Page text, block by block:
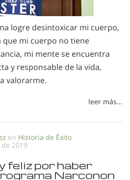
logre desintoxicar mi cuerpo,
mi cuerpo no tiene
mi mente se encuentra
y responsable de la vida,
valorarme.
leer más...
en Historia de Éxito
2019
feliz por haber
Narconon